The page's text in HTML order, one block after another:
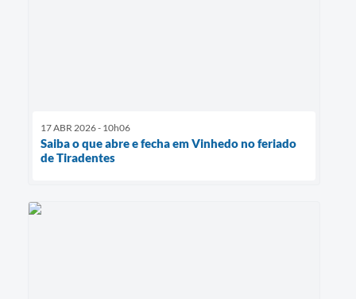
17 ABR 2026 - 10h06
Saiba o que abre e fecha em Vinhedo no feriado
de Tiradentes